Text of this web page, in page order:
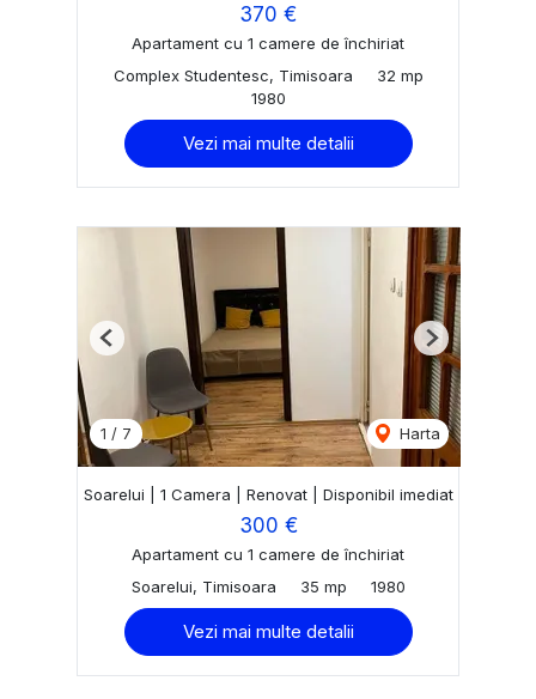
370 €
Apartament cu 1 camere de închiriat
Complex Studentesc, Timisoara
32 mp
1980
Vezi mai multe detalii
1 / 7 Harta
Previous Next
Soarelui | 1 Camera | Renovat | Disponibil imediat
300 €
Apartament cu 1 camere de închiriat
Soarelui, Timisoara
35 mp 1980
Vezi mai multe detalii